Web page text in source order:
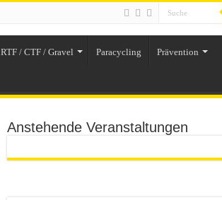
/ CTF / Gravel Paracycling Prävention
Anstehende Veranstaltungen